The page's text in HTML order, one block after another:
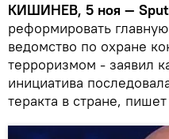
КИШИНЕВ, 5 ноя —
реформировать
ведомство по охране
терроризмом - заявил
инициатива
теракта в стране, пишет